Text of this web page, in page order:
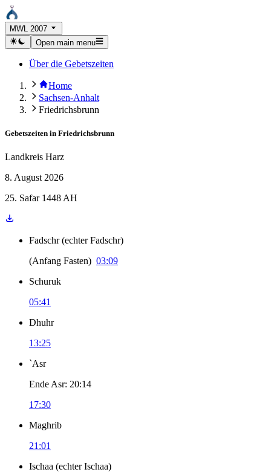
MWL 2007
Open main menu
Über die Gebetszeiten
Home
Sachsen-Anhalt
Friedrichsbrunn
Gebetszeiten in Friedrichsbrunn
Landkreis Harz
8. August 2026
25. Safar 1448 AH
Fadschr (echter Fadschr)
(Anfang Fasten) 03:09
Schuruk
05:41
Dhuhr
13:25
`Asr
Ende Asr: 20:14
17:30
Maghrib
21:01
Ischaa (echter Ischaa)